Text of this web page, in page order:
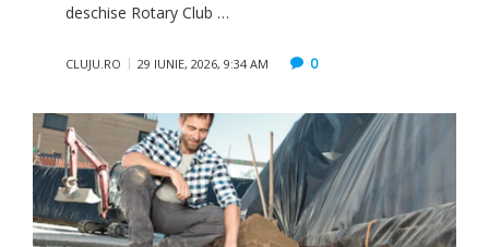
deschise Rotary Club …
CLUJU.RO 29 IUNIE, 2026, 9:34 AM 0